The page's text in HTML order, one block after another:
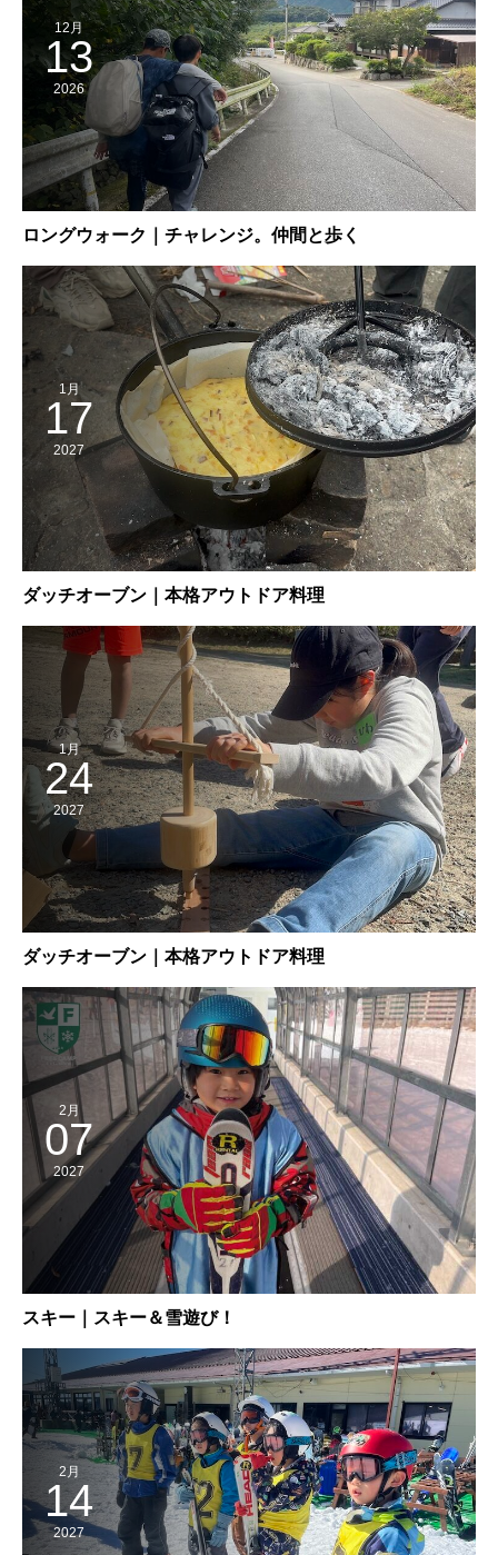
12月
13
2026
ロングウォーク｜チャレンジ。仲間と歩く
1月
17
2027
ダッチオーブン｜本格アウトドア料理
1月
24
2027
ダッチオーブン｜本格アウトドア料理
2月
07
2027
スキー｜スキー＆雪遊び！
2月
14
2027